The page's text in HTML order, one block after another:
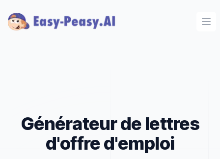
Générateur de lettres
d'offre d'emploi